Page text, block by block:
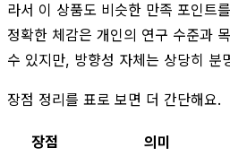
라서 이 상품도 비슷한 만족 포인트
정확한 체감은 개인의 연구 수준과
수 있지만, 방향성 자체는 상당히 분
장점 정리를 표로 보면 더 간단해요.
장점 의미